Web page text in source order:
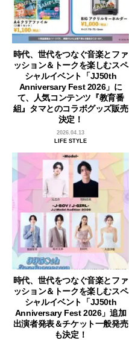
時代、世代をつなぐ音楽とファ
ッション＆トークを楽しむスペ
シャルイベント「JJ50th
Anniversary Fest 2026」に
て、人気コンテンツ『教育番
組』タマとのコラボグッズ販売
決定！
2026.04.13
LIFE STYLE
時代、世代をつなぐ音楽とファ
ッション＆トークを楽しむスペ
シャルイベント「JJ50th
Anniversary Fest 2026」追加
出演者発表＆チケット一般発売
も決定！